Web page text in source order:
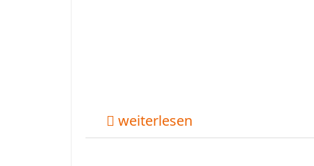
weiterlesen